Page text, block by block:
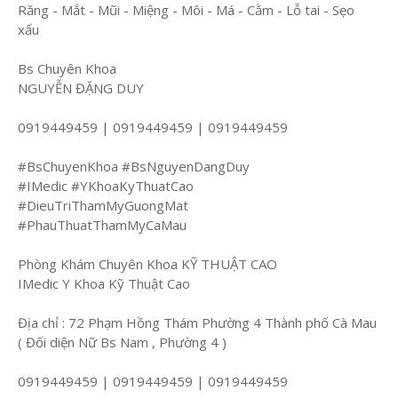
Răng - Mắt - Mũi - Miệng - Môi - Má - Cằm - Lỗ tai - Sẹo
xấu
Bs Chuyên Khoa
NGUYỄN ĐẶNG DUY
0919449459 | 0919449459 | 0919449459
#BsChuyenKhoa #BsNguyenDangDuy
#IMedic #YKhoaKyThuatCao
#DieuTriThamMyGuongMat
#PhauThuatThamMyCaMau
Phòng Khám Chuyên Khoa KỸ THUẬT CAO
IMedic Y Khoa Kỹ Thuật Cao
Địa chỉ : 72 Phạm Hồng Thám Phường 4 Thành phố Cà Mau
( Đối diện Nữ Bs Nam , Phường 4 )
0919449459 | 0919449459 | 0919449459